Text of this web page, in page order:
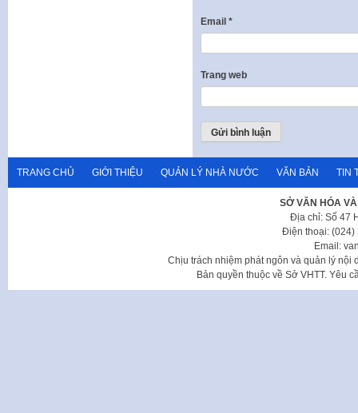
Email *
Trang web
TRANG CHỦ GIỚI THIỆU QUẢN LÝ NHÀ NƯỚC VĂN BẢN TIN
SỞ VĂN HÓA
Địa chỉ: Số 47
Điện thoại: (024)
Email:
Chịu trách nhiệm phát ngôn và quản lý nội
Bản quyền thuộc về Sở VHTT. Yêu